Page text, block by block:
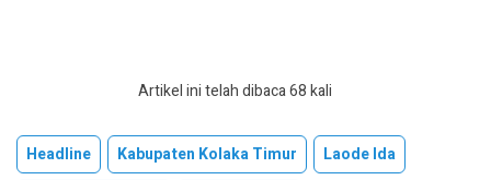
Artikel ini telah dibaca 68 kali
Headline Kabupaten Kolaka Timur
Laode Ida